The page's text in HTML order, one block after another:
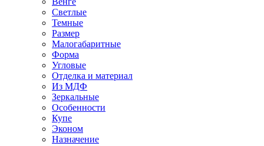
Светлые
Темные
Размер
Малогабаритные
Форма
Угловые
Отделка и материал
Из МДФ
Зеркальные
Особенности
Купе
Эконом
Назначение